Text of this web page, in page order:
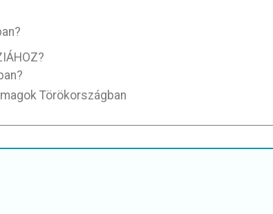
Törökországban